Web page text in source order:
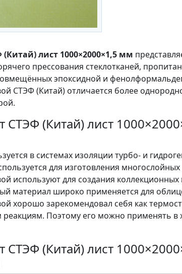
лист 1000×2000×1,5 мм
прессования стеклотканей,
эпоксидной и
СТЭФ (Китай) отличается более
СТЭФ (Китай) лист
в системах изоляции турбо- и
для изготовления многослойных
используют для создания
материал широко применяется для
хорошо зарекомендовал себя как
Поэтому его можно применять в
СТЭФ (Китай) лист